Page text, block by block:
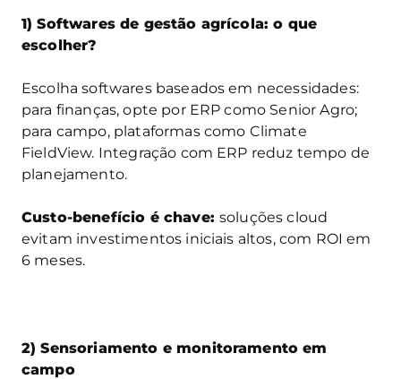
1) Softwares de gestão agrícola: o que
escolher?
Escolha softwares baseados em necessidades:
para finanças, opte por ERP como Senior Agro;
para campo, plataformas como Climate
FieldView. Integração com ERP reduz tempo de
planejamento.
Custo-benefício é chave: soluções cloud
evitam investimentos iniciais altos, com ROI em
6 meses.
2) Sensoriamento e monitoramento em
campo